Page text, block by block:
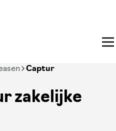
Captur
zakelijke